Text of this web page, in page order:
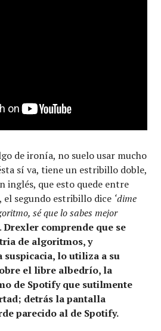
de ironía, no suelo usar mucho
sí va, tiene un estribillo doble,
inglés, que esto quede entre
segundo estribillo dice ‘dime
sé que lo sabes mejor
Drexler comprende que se
de algoritmos, y
suspicacia, lo utiliza a su
el libre albedrío, la
de Spotify que sutilmente
detrás la pantalla
parecido al de Spotify.